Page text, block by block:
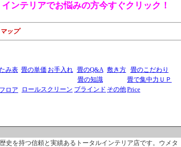
インテリアでお悩みの方今すぐクリック！
ップ
み表 畳の単価 お手入れ 畳のQ&A 敷き方 畳のこだわり
畳の知識
畳で集中力ＵＰ
ロア ロールスクリーン ブラインド その他Price
史を持つ信頼と実績あるトータルインテリア店です。ウメタ